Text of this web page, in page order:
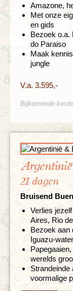
Amazone,
Met onze
en gids
Bezoek o.a.
do Paraiso
Maak
jungle
V.a. 3.595,-
Bijkomende
21 dagen
Bruisend
Verlies
Aires, Rio
Bezoek aan
Iguazu-
werelds
Strandeinde
voormalige